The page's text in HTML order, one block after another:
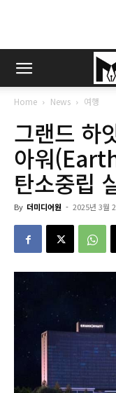
Home News 여행
그랜드 하
아워
탄소중립
By 더미디어원 - 2025년 3월